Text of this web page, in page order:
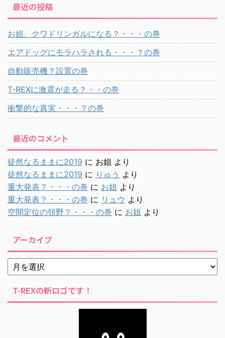
最近の投稿
お姐、クワドリンガルになる？・・・の巻
エアドッグにモラハラされる・・・？の巻
自動販売機？設置の巻
T-REXに激震が走る？・・の巻
衝撃的な真実・・・？の巻
最近のコメント
徒然なるままに2019 に お姐 より
徒然なるままに2019 に りゅう より
重大発表？・・・の巻 に お姐 より
重大発表？・・・の巻 に リュウ より
空間定位の領野？・・・の巻 に お姐 より
アーカイブ
T-REXの新ロゴです！